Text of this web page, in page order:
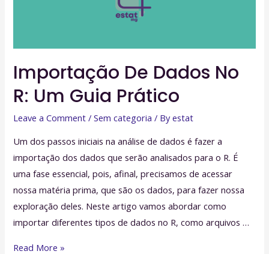
Importação De Dados No
R: Um Guia Prático
Leave a Comment /Sem categoria / Byestat
Um dos passos iniciais na análise de dados é fazer a
importação dos dados que serão analisados para o R. É
uma fase essencial, pois, afinal, precisamos de acessar
nossa matéria prima, que são os dados, para fazer nossa
exploração deles. Neste artigo vamos abordar como
importar diferentes tipos de dados no R, como arquivos …
Importação
Read More »